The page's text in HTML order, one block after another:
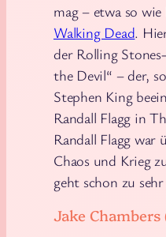
mag – etwa so wie
Walking Dead.
der Rolling
the Devil“ – der,
Stephen King
Randall Flagg in
Randall Flagg war
Chaos und Krieg
geht schon zu
Jake Chambers